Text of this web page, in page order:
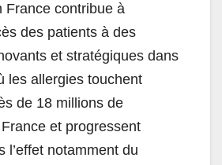
France contribue à
des patients à des
et stratégiques dans
les allergies touchent
de 18 millions de
et progressent
l’effet notamment du